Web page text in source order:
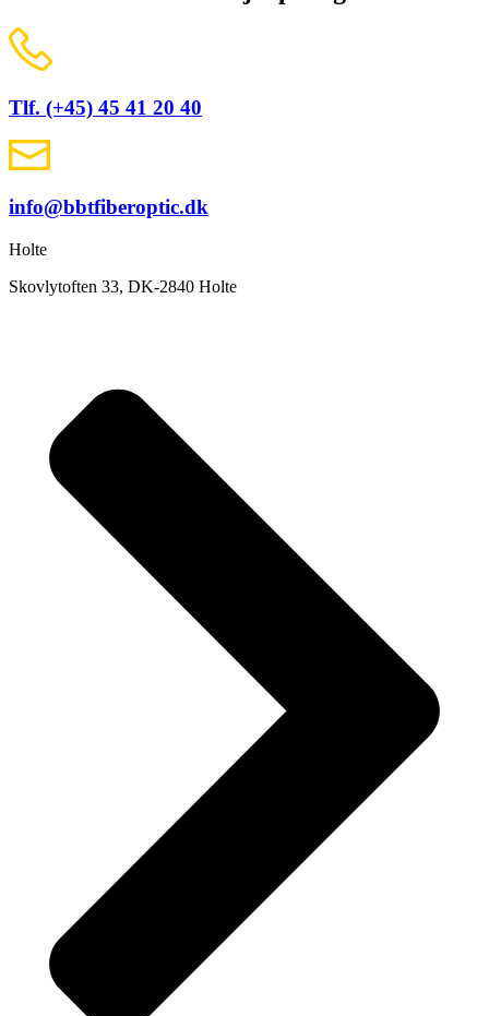
Tlf. (+45) 45 41 20 40
info@bbtfiberoptic.dk
Holte
Skovlytoften 33, DK-2840 Holte